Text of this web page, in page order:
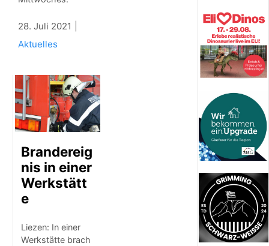
28. Juli 2021
Aktuelles
Brandereig
nis in einer
Werkstätt
e
Liezen: In einer
Werkstätte brach